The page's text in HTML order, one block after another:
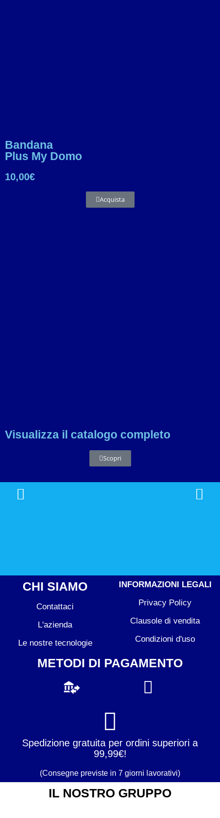
Bandana
Plus My Domo
10,00€
Acquista
Visualizza il catalogo completo
Scopri
CHI SIAMO
Contattaci
L'azienda
Le nostre tecnologie
INFORMAZIONI LEGALI
Privacy Policy
Clausole di vendita
Condizioni d'uso
METODI DI PAGAMENTO
Spedizione gratuita per ordini superiori a
99,99€!
(Consegne previste in 7 giorni lavorativi)
IL NOSTRO GRUPPO